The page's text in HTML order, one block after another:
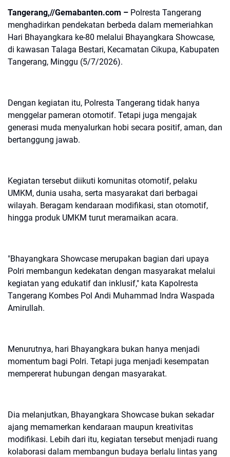
Tangerang,//Gemabanten.com – Polresta Tangerang
menghadirkan pendekatan berbeda dalam memeriahkan
Hari Bhayangkara ke-80 melalui Bhayangkara Showcase,
di kawasan Talaga Bestari, Kecamatan Cikupa, Kabupaten
Tangerang, Minggu (5/7/2026).
Dengan kegiatan itu, Polresta Tangerang tidak hanya
menggelar pameran otomotif. Tetapi juga mengajak
generasi muda menyalurkan hobi secara positif, aman, dan
bertanggung jawab.
Kegiatan tersebut diikuti komunitas otomotif, pelaku
UMKM, dunia usaha, serta masyarakat dari berbagai
wilayah. Beragam kendaraan modifikasi, stan otomotif,
hingga produk UMKM turut meramaikan acara.
"Bhayangkara Showcase merupakan bagian dari upaya
Polri membangun kedekatan dengan masyarakat melalui
kegiatan yang edukatif dan inklusif," kata Kapolresta
Tangerang Kombes Pol Andi Muhammad Indra Waspada
Amirullah.
Menurutnya, hari Bhayangkara bukan hanya menjadi
momentum bagi Polri. Tetapi juga menjadi kesempatan
mempererat hubungan dengan masyarakat.
Dia melanjutkan, Bhayangkara Showcase bukan sekadar
ajang memamerkan kendaraan maupun kreativitas
modifikasi. Lebih dari itu, kegiatan tersebut menjadi ruang
kolaborasi dalam membangun budaya berlalu lintas yang